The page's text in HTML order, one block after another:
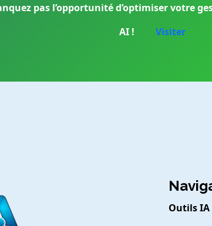
pas l’opportunité d’optimiser votre
AI !
Visiter
Outils IA